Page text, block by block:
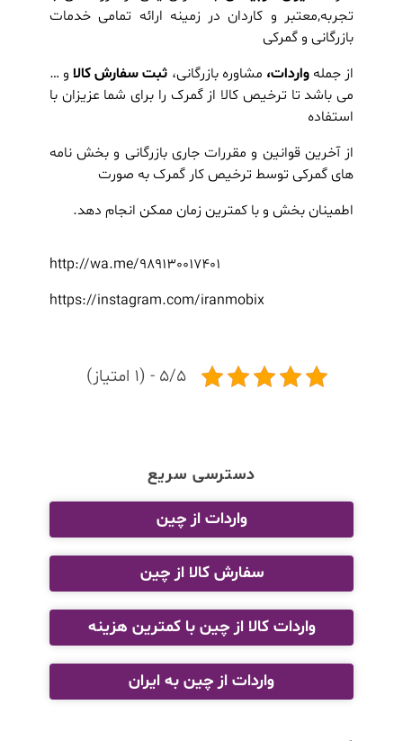
تجربه,معتبر و کاردان در زمينه ارائه تمامی خدمات
بازرگانی و گمرکی
از جملهواردات، مشاوره بازرگانی، ثبت سفارش کالا و …
می باشد تا ترخیص کالا از گمرک را برای شما عزیزان با
استفاده
از آخرین قوانین و مقررات جاری بازرگانی و بخشنامه
های گمرکی توسط ترخیص کار گمرک به صورت
اطمینان بخش و با کمترین زمان ممکن انجام دهد.
http://wa.me/989130017401
https://instagram.com/iranmobix
5/5 - (1 امتیاز)
دسترسی سریع
واردات از چین
سفارش کالا از چین
واردات کالا از چین با کمترین هزینه
واردات از چین به ایران